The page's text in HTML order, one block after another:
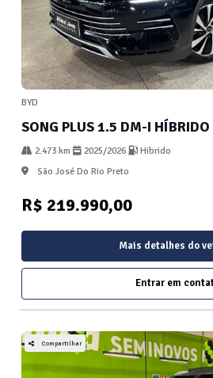
BYD
SONG PLUS 1.5 DM-I
2.473 km 2025/2026
Hibrido
São José Do Rio Preto
R$ 219.990,00
Mais detalhes do
Entrar em
Compartilhar